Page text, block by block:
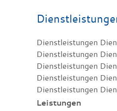
Dienstleistungen
Dienstleistungen
Dienstleistungen
Dienstleistungen
Dienstleistungen
Leistungen